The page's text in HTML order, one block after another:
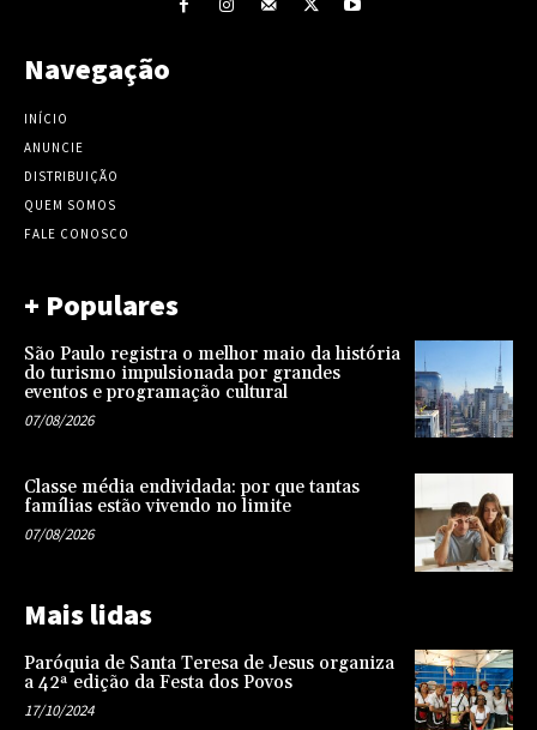
Navegação
INÍCIO
ANUNCIE
DISTRIBUIÇÃO
QUEM SOMOS
FALE CONOSCO
+ Populares
São Paulo registra o melhor maio da história
do turismo impulsionada por grandes
eventos e programação cultural
07/08/2026
Classe média endividada: por que tantas
famílias estão vivendo no limite
07/08/2026
Mais lidas
Paróquia de Santa Teresa de Jesus organiza
a 42ª edição da Festa dos Povos
17/10/2024